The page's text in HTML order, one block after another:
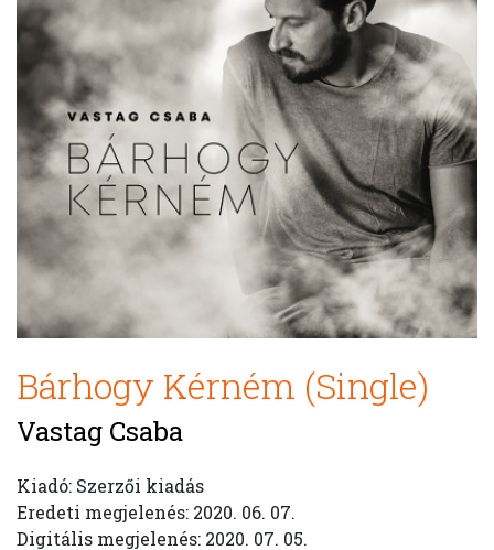
Bárhogy Kérném (Single)
Vastag Csaba
Kiadó: Szerzői kiadás
Eredeti megjelenés: 2020. 06. 07.
Digitális megjelenés: 2020. 07. 05.